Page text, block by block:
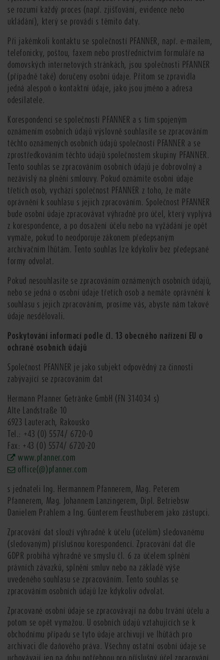
se rozumí každý proces (např. zjišťování, evidence nebo
ukládání), který se provádí s těmito daty.
Při jakémkoli kontaktu se společností PFANNER, např. e-mailem,
telefonicky, poštou, faxem nebo prostřednictvím formuláře na
domovských internetových stránkách, jsou společnosti PFANNER
(případně také) doručeny osobní údaje. Přitom se zpravidla
jedná alespoň o kontaktní údaje, jako jsou jméno a adresa
odesílatele.
Korespondencí se společností PFANNER a s tím spojeným
oznámením osobních údajů výslovně souhlasíte se zpracováním
těchto oznámených osobních údajů společností PFANNER a se
zprostředkováním těchto údajů společnostem skupiny PFANNER.
Tento souhlas se zpracováním osobních údajů je dobrovolný a
nezávislý na plnění smlouvy. Pokud oznámíte osobní údaje
třetích osob, vychází společnost PFANNER z toho, že máte
oprávnění k souhlasu s jejich zpracováním. Společnost PFANNER
bude osobní údaje zpracovávat výhradně pro účel, který vyplývá
z korespondence, a po dosažení účelu nebo na vyžádání je opět
vymaže, pokud to neodporuje zákonem předepsaným
archivačním lhůtám. Tento souhlas lze kdykoliv bez předepsané
formy odvolat.
Pokud nesouhlasíte se zpracováním oznámených osobních údajů,
nebo se jedná o osobní údaje třetích osob a nemáte oprávnění k
souhlasu s jejich zpracováním, prosíme vás, abyste nám takové
údaje nesdělovali.
Poskytování informací podle čl. 13 obecného nařízení EU o
ochraně osobních údajů
Společnost PFANNER je jako subjekt odpovědný za činnosti
zabývající se zpracováním dat
Hermann Pfanner Getränke GmbH (FN 314034 s)
Alte Landstraße 10
6923 Lauterach, Rakousko
Tel.: +43 (0) 5574/ 6720-0
Fax: +43 (0) 5574/ 6720-20
www.pfanner.com
office(@)pfanner.com
s jednateli Ing. Hermannem Pfannerem, Mag. Peterem
Pfannerem, Mag. Johannem Lanzingerem, Dipl. Betriebsw
Danielem Prahlem a Ing. Günterem Feusthuberem jako zástupci.
Zpracování dat slouží výhradně k účelu (účelům) sledovanému
(sledovaným) příslušnou korespondencí. Zpracování dat dle
GDPR probíhá výhradně ve smyslu čl. 6 za účelem splnění
právních závazků, splnění smluv nebo na základě výše
uvedeného souhlasu se zpracováním. Tento souhlas se
zpracováním osobních údajů lze kdykoliv odvolat.
Zpracované osobní údaje se zpracovávají na dobu trvání účelu a
potom se opět vymažou. U osobních údajů vztahujících se k
obchodnímu případu se tyto údaje archivují ve lhůtách pro
archivaci dle daňového práva. Všechny ostatní osobní údaje se
uchovávají jen na dobu potřebnou pro příslušný účel zpracování.